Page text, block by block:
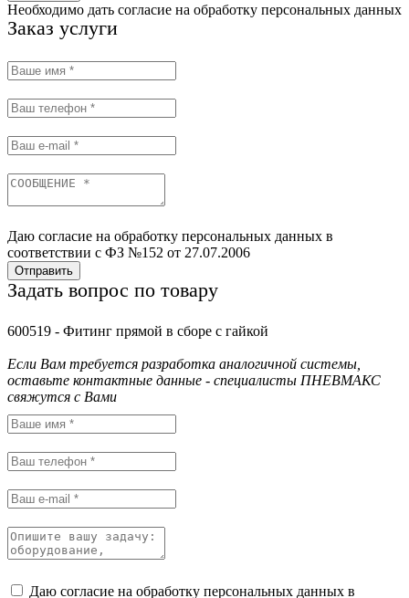
Необходимо дать согласие на обработку персональных данных
Заказ услуги
Даю согласие на обработку персональных данных в
соответствии с ФЗ №152 от 27.07.2006
Отправить
Задать вопрос по товару
600519 - Фитинг прямой в сборе с гайкой
Если Вам требуется разработка аналогичной системы,
оставьте контактные данные - специалисты ПНЕВМАКС
свяжутся с Вами
Даю согласие на обработку персональных данных в